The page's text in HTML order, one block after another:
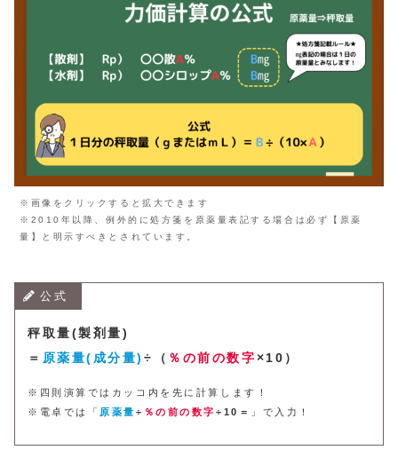
※画像をクリックすると拡大できます
※2010年以降、例外的に処方箋を原薬量表記する場合は必ず【原薬
量】と明示すべきとされています。
公式
秤取量(製剤量)
＝ 原薬量(成分量)÷（ ％の前の数字 ×10）
※四則演算ではカッコ内を先に計算します！
※電卓では
「 原薬量÷ ％の前の数字 ÷10＝ 」 で入力！